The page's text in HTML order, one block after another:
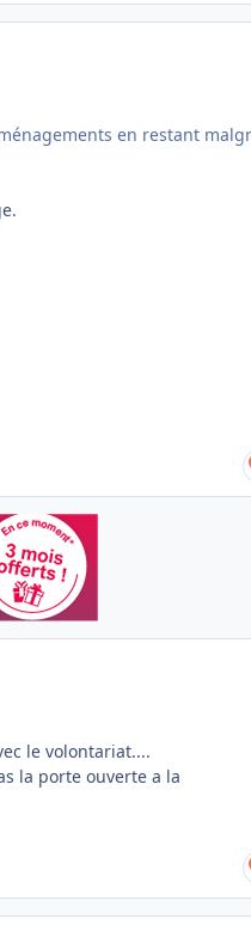
en restant
le volontariat....
la porte ouverte a la